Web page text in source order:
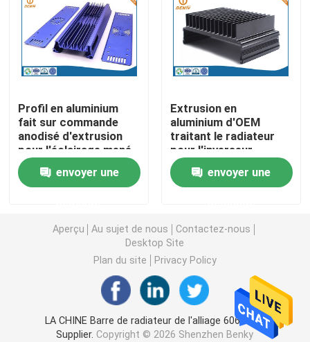
Pièces de usinage de commande numérique par
Pièces de rotation de commande numérique par
Pièces de fraisage de commande numérique par
Clôtures électroniques faites sur commande
Moulages par injection en plastique
la lingotière de moulage mécanique sous pression
Les pièces d'auto de moulage mécanique sous
Profil en aluminium
fait sur commande
anodisé d'extrusion
pour l'éclairage mené
par aquarium
envoyer une
Extrusion en
aluminium d'OEM
traitant le radiateur
pour l'inverseur
photovoltaïque
envoyer une
Aperçu Au sujet de nous
Contactez-nous
Desktop Site
Plan du site
Privacy Policy
LA CHINE Barre de radiateur de l'alliage 6063 LED
Supplier. Copyright © 2026 Shenzhen Benky